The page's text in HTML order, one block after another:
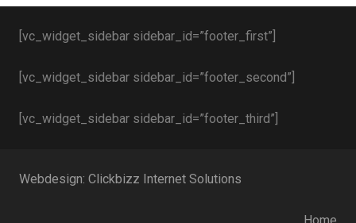
[vc_widget_sidebar sidebar_id=”footer_first”]
[vc_widget_sidebar sidebar_id=”footer_second”]
[vc_widget_sidebar sidebar_id=”footer_third”]
Webdesign: Clickbizz Internet Solutions
Home